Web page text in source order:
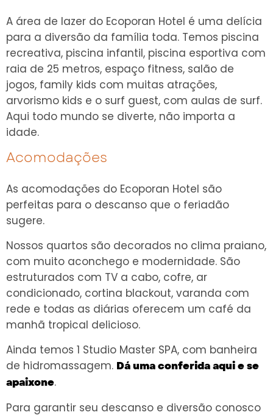
A área de lazer do Ecoporan Hotel é uma delícia
para a diversão da família toda. Temos piscina
recreativa, piscina infantil, piscina esportiva com
raia de 25 metros, espaço fitness, salão de
jogos, family kids com muitas atrações,
arvorismo kids e o surf guest, com aulas de surf.
Aqui todo mundo se diverte, não importa a
idade.
Acomodações
As acomodações do Ecoporan Hotel são
perfeitas para o descanso que o feriadão
sugere.
Nossos quartos são decorados no clima praiano,
com muito aconchego e modernidade. São
estruturados com TV a cabo, cofre, ar
condicionado, cortina blackout, varanda com
rede e todas as diárias oferecem um café da
manhã tropical delicioso.
Ainda temos 1 Studio Master SPA, com banheira
de hidromassagem. Dá uma conferida aqui e se
apaixone.
Para garantir seu descanso e diversão conosco